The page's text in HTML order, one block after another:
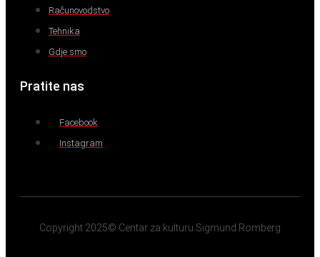
Računovodstvo
Tehnika
Gdje smo
Pratite nas
Facebook
Instagram
Copyright 2025© Centar za kulturu Sigmund Romberg